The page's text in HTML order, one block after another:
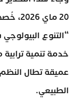
20
“التنوع
خدمة تنمية
عميقة تطال النظم
الطبيعي.